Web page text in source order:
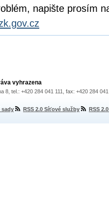
napište prosím
vyhrazena
8, tel.: +420 284 041 111, fax: +420 284
sady RSS 2.0 Síťové služby RSS